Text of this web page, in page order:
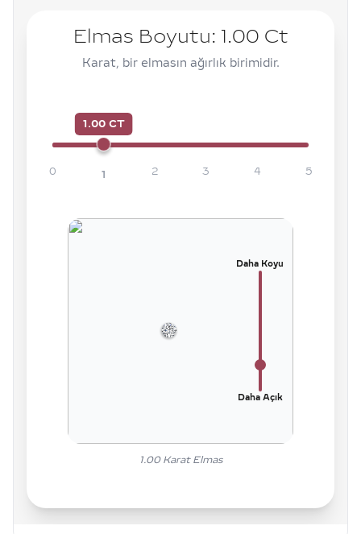
Elmas Boyutu: 1.00 Ct
Karat, bir elmasın ağırlık birimidir.
1.00 CT
0 1 2 3 4 5
Daha Koyu
Daha Açık
1.00Karat Elmas